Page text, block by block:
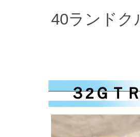
40ランドク
３2ＧＴＲ